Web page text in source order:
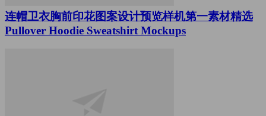
连帽卫衣胸前印花图案设计预览样机第一素材精选
Pullover Hoodie Sweatshirt Mockups